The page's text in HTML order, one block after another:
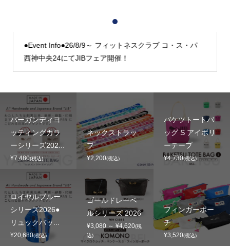
●Event Info●26/8/9～ フィットネスクラブ コ・ス・パ
西神中央24にてJIBフェア開催！
2
バーガンディヨ
ッティングカラ
ーシリーズ202...
¥7,480(税込)
ネックストラッ
プ
¥2,200(税込)
バケツトートバ
ッグ S アイボリ
ーテープ
¥4,730(税込)
ロイヤルブルー
シリーズ2026●
リュックバッ...
¥20,680(税込)
ゴールドレーベ
ルシリーズ 2026
¥3,080 ～ ¥4,620(税
込)
フィンガーポー
チ
¥3,520(税込)